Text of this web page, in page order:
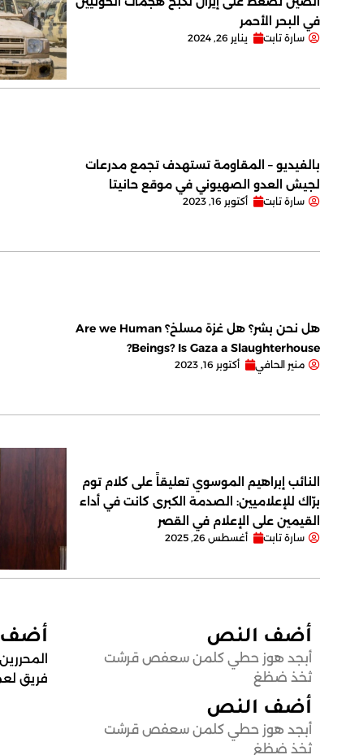
في البحر الأحمر
سارة تابت يناير 26, 2024
بالفيديو – المقاومة تستهدف تجمع مدرعات
لجيش العدو الصهيوني في موقع حانيتا
سارة تابت أكتوبر 16, 2023
هل نحن بشر؟ هل غزة مسلخ؟ Are we Human
Beings? Is Gaza a Slaughterhouse?
منير الحافي أكتوبر 16, 2023
النائب إبراهيم الموسوي تعليقاً على كلام توم
برّاك للإعلاميين: الصدمة الكبرى كانت في أداء
القيمين على ‏الإعلام في القصر
سارة تابت أغسطس 26, 2025
أضف النص
أبجد هوز حطي كلمن سعفص قرشت
ثخذ ضظغ
أضف النص
أبجد هوز حطي كلمن سعفص قرشت
ثخذ ضظغ
أضف
المحررين
فريق